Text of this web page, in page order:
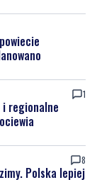
1
i regionalne
8
Polska lepiej